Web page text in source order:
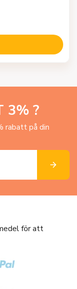
3% ?
rabatt på din
för att